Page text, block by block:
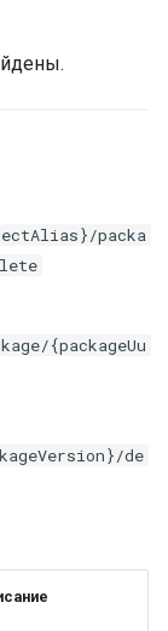
packa
{packageUu
de